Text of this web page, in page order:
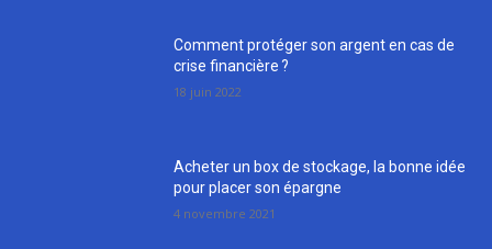
Comment protéger son argent en cas de
crise financière ?
18 juin 2022
Acheter un box de stockage, la bonne idée
pour placer son épargne
4 novembre 2021